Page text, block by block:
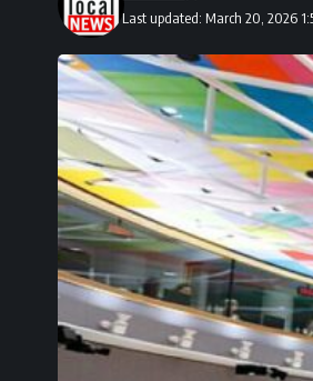
Last updated: March 20, 2026